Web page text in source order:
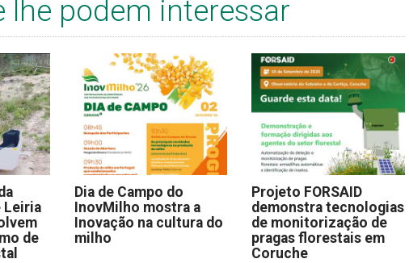
lhe podem interessar
Leiria
de
Dia de Campo do
InovMilho mostra a
Inovação na cultura do
milho
Projeto FORSAID
demonstra tecnologias
de monitorização de
pragas florestais em
Coruche